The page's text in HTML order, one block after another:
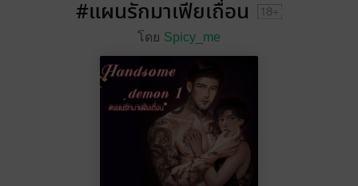
#แผนรักมาเฟียเถื่อน
โดย Spicy_me